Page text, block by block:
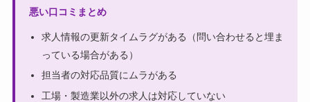
悪い口コミまとめ
求人情報の更新タイムラグがある（問い合わせると埋ま
っている場合がある）
担当者の対応品質にムラがある
工場・製造業以外の求人は対応していない